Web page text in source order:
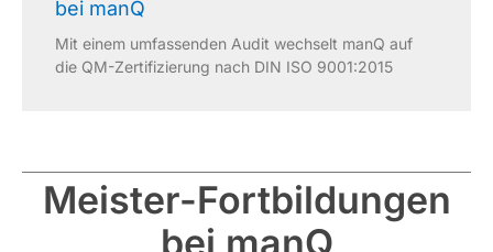
bei manQ
Mit einem umfassenden Audit wechselt manQ auf
die QM-Zertifizierung nach DIN ISO 9001:2015
Meister-Fortbildungen